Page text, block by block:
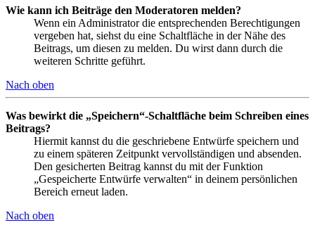
Wie kann ich Beiträge den Moderatoren melden?
Wenn ein Administrator die entsprechenden Berechtigungen
vergeben hat, siehst du eine Schaltfläche in der Nähe des
Beitrags, um diesen zu melden. Du wirst dann durch die
weiteren Schritte geführt.
Nach oben
Was bewirkt die „Speichern“-Schaltfläche beim Schreiben eines
Beitrags?
Hiermit kannst du die geschriebene Entwürfe speichern und
zu einem späteren Zeitpunkt vervollständigen und absenden.
Den gesicherten Beitrag kannst du mit der Funktion
„Gespeicherte Entwürfe verwalten“ in deinem persönlichen
Bereich erneut laden.
Nach oben